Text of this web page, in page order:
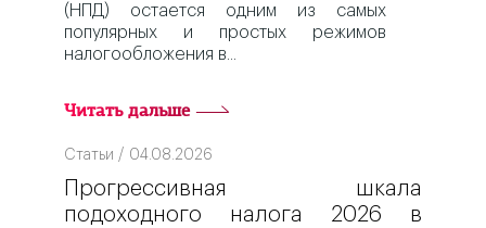
(НПД) остается одним из самых
популярных и простых режимов
налогообложения в
Читать дальше
Статьи / 04.08.2026
Прогрессивная шкала
подоходного налога 2026 в